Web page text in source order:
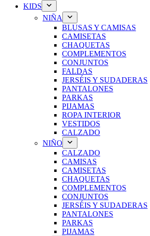
KIDS
NIÑA
BLUSAS Y CAMISAS
CAMISETAS
CHAQUETAS
COMPLEMENTOS
CONJUNTOS
FALDAS
JERSÉIS Y SUDADERAS
PANTALONES
PARKAS
PIJAMAS
ROPA INTERIOR
VESTIDOS
CALZADO
NIÑO
CALZADO
CAMISAS
CAMISETAS
CHAQUETAS
COMPLEMENTOS
CONJUNTOS
JERSÉIS Y SUDADERAS
PANTALONES
PARKAS
PIJAMAS